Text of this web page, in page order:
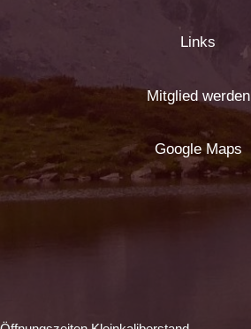
Links
Mitglied werden
Google Maps